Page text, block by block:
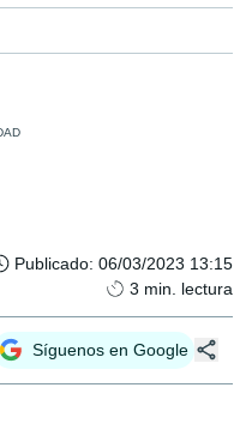
Publicado: 06/03/2023 13:15
3 min. lectura
Síguenos en Google